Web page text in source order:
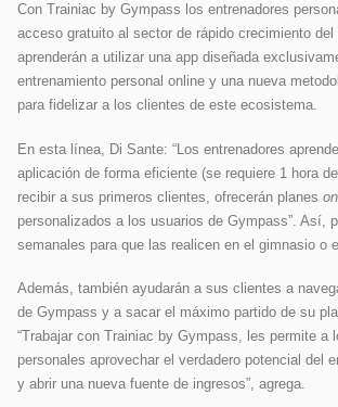
Con Trainiac by Gympass los entrenadores
acceso gratuito al sector de rápido crecimiento
aprenderán a utilizar una app diseñada
entrenamiento personal online y una nueva
para fidelizar a los clientes de este ecosistema.
En esta línea, Di Sante: “Los entrenadores
aplicación de forma eficiente (se requiere 1 hora
recibir a sus primeros clientes, ofrecerán planes
personalizados a los usuarios de Gympass”. Así,
semanales para que las realicen en el gimnasio o
Además, también ayudarán a sus clientes a
de Gympass y a sacar el máximo partido de su
“Trabajar con Trainiac by Gympass, les permite a
personales aprovechar el verdadero potencial del
y abrir una nueva fuente de ingresos”, agrega.